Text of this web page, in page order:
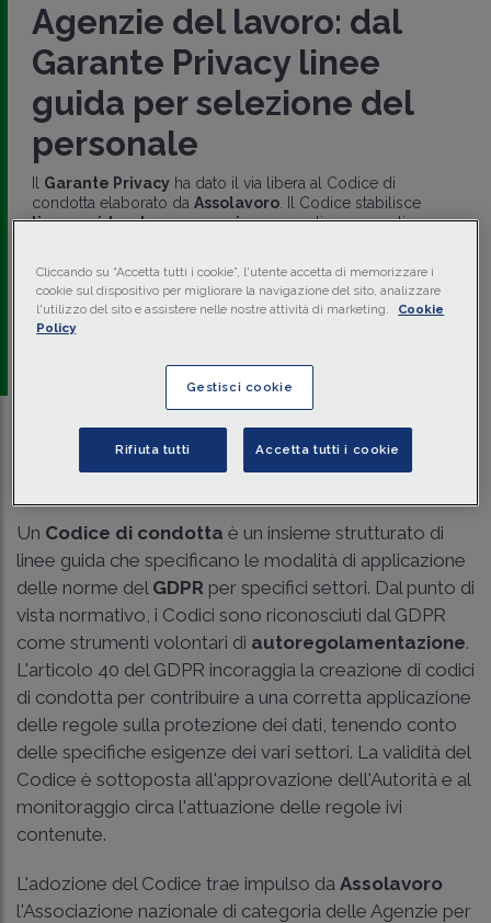
Agenzie del lavoro: dal
Garante Privacy linee
guida per selezione del
personale
Garante Privacyha dato il via libera al Codice di
condotta elaborato da Assolavoro. Il Codice stabilisce
linee guida e buone prassi, per garantire una gestione
personale.
diChiara Ciccia Romito-PhD - Avvocato - Consulente
Commissione Parlamentare Inchiesta Condizioni di
Traduci con IA Ascolta la news
Tempo di lettura8 min.
Un Codice di condotta è un insieme strutturato di
linee guida che specificano le modalità di applicazione
delle norme del GDPR per specifici settori. Dal punto di
vista normativo, i Codici sono riconosciuti dal GDPR
come strumenti volontari di autoregolamentazione.
L'articolo 40 del GDPR incoraggia la creazione di codici
di condotta per contribuire a una corretta applicazione
delle regole sulla protezione dei dati, tenendo conto
delle specifiche esigenze dei vari settori. La validità del
Codice è sottoposta all'approvazione dell'Autorità e al
monitoraggio circa l'attuazione delle regole ivi
contenute.
L'adozione del Codice trae impulso da Assolavoro
l'Associazione nazionale di categoria delle Agenzie per
Cliccando su “Accetta tutti i cookie”, l'utente accetta di memorizzare i
cookie sul dispositivo per migliorare la navigazione del sito, analizzare
l'utilizzo del sito e assistere nelle nostre attività di marketing.
Cookie
Policy
Gestisci cookie
Rifiuta tutti Accetta tutti i cookie